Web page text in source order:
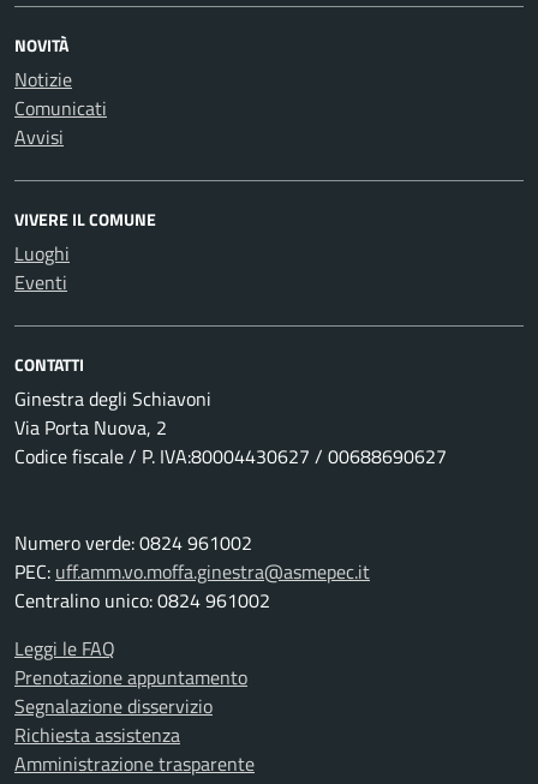
NOVITÀ
Notizie
Comunicati
Avvisi
VIVERE IL COMUNE
Luoghi
Eventi
CONTATTI
Ginestra degli Schiavoni
Via Porta Nuova, 2
Codice fiscale / P. IVA:80004430627 / 00688690627
Numero verde: 0824 961002
PEC: uff.amm.vo.moffa.ginestra@asmepec.it
Centralino unico: 0824 961002
Leggi le FAQ
Prenotazione appuntamento
Segnalazione disservizio
Richiesta assistenza
Amministrazione trasparente